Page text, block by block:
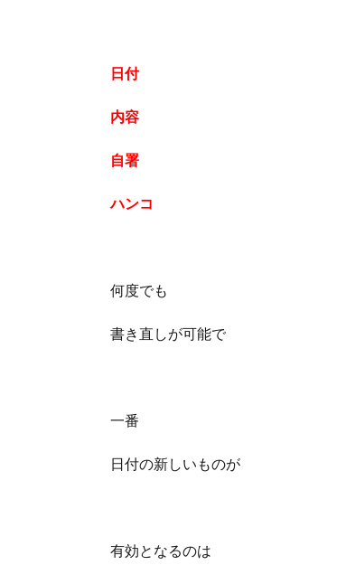
日付
内容
自署
ハンコ
何度でも
書き直しが可能で
一番
日付の新しいものが
有効となるのは